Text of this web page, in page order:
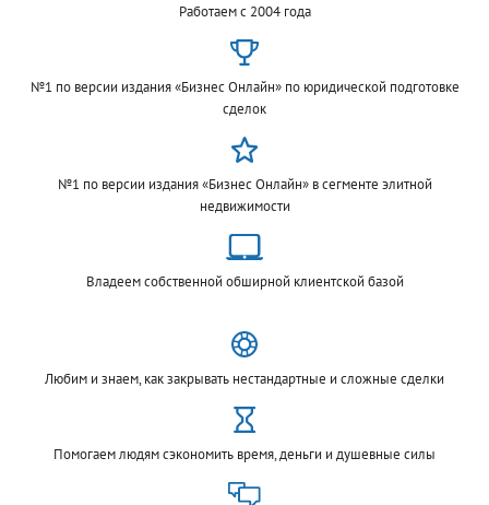
Работаем с 2004 года
№1 по версии издания «Бизнес Онлайн» по юридической подготовке
сделок
№1 по версии издания «Бизнес Онлайн» в сегменте элитной
недвижимости
Владеем собственной обширной клиентской базой
Любим и знаем, как закрывать нестандартные и сложные сделки
Помогаем людям сэкономить время, деньги и душевные силы